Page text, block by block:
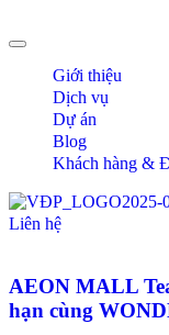
đến
Giới thiệu
Dịch vụ
Dự án
Blog
Khách hàng &
Liên hệ
AEON MALL
hạn cùng